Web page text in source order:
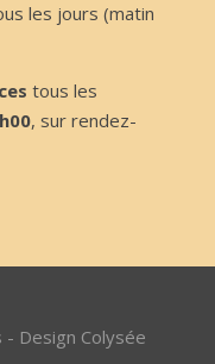
les jours (matin
tous les
, sur rendez-
Design Colysée